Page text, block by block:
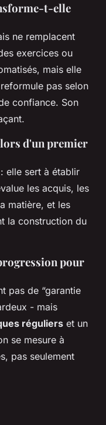
t-elle
ne remplacent
exercices ou
mais elle
pas selon
confiance. Son
d'un premier
elle sert à établir
les acquis, les
matière, et les
la construction du
pour
pas de “garantie
- mais
réguliers et un
se mesure à
pas seulement